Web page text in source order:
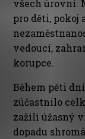
všech úrovní.
pro děti,
vedoucí,
korupce.
Během pěti
zúčastnilo
zažili úžasný
dopadu